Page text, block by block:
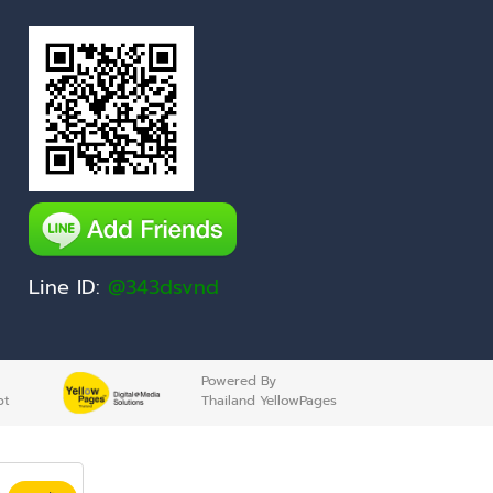
Line ID: @343dsvnd
Powered By
Thailand YellowPages